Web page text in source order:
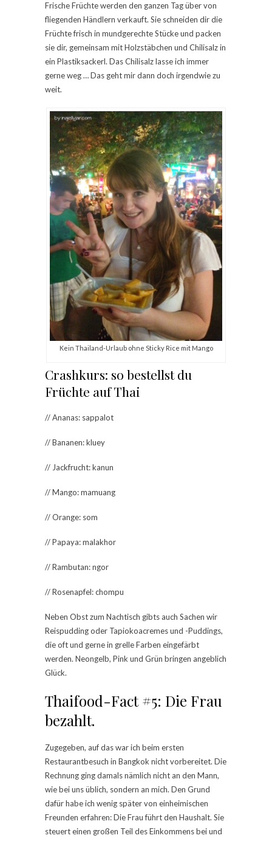
Frische Früchte werden den ganzen Tag über von
fliegenden Händlern verkauft. Sie schneiden dir die
Früchte frisch in mundgerechte Stücke und packen
sie dir, gemeinsam mit Holzstäbchen und Chilisalz in
ein Plastiksackerl. Das Chilisalz lasse ich immer
gerne weg … Das geht mir dann doch irgendwie zu
weit.
Kein Thailand-Urlaub ohne Sticky Rice mit Mango
Crashkurs: so bestellst du
Früchte auf Thai
// Ananas: sappalot
// Bananen: kluey
// Jackfrucht: kanun
// Mango: mamuang
// Orange: som
// Papaya: malakhor
// Rambutan: ngor
// Rosenapfel: chompu
Neben Obst zum Nachtisch gibts auch Sachen wir
Reispudding oder Tapiokoacremes und -Puddings,
die oft und gerne in grelle Farben eingefärbt
werden. Neongelb, Pink und Grün bringen angeblich
Glück.
Thaifood-Fact #5: Die Frau
bezahlt.
Zugegeben, auf das war ich beim ersten
Restaurantbesuch in Bangkok nicht vorbereitet. Die
Rechnung ging damals nämlich nicht an den Mann,
wie bei uns üblich, sondern an mich. Den Grund
dafür habe ich wenig später von einheimischen
Freunden erfahren: Die Frau führt den Haushalt. Sie
steuert einen großen Teil des Einkommens bei und